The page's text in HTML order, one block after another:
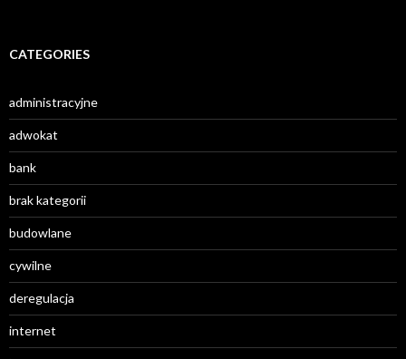
CATEGORIES
administracyjne
adwokat
bank
brak kategorii
budowlane
cywilne
deregulacja
internet